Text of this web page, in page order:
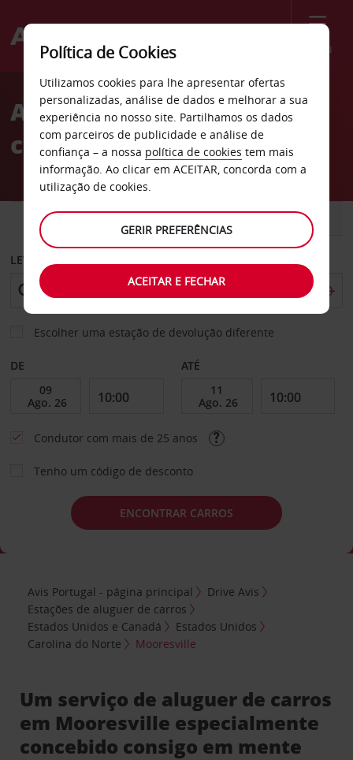
Menu
Welcome
AvisAluguer de
carros Mooresville
CARRO COMERCIAIS
LEVANTAR EM
Escolher uma estação de devolução diferente
DE ATÉ
Condutor com mais de 25 anos
Tenho um código de desconto
ENCONTRAR CARROS
Avis Portugal - página principal
Drive Avis
Estações de aluguer de carros
Estados Unidos e Canadá
Estados Unidos
Carolina do Norte
Mooresville
Um serviço de aluguer de carros
em Mooresville especialmente
concebido consigo em mente
Política de Cookies
Utilizamos cookies para lhe apresentar ofertas
personalizadas, análise de dados e melhorar a sua
experiência no nosso site. Partilhamos os dados
com parceiros de publicidade e análise de
confiança – a nossa política de cookies tem mais
informação. Ao clicar em ACEITAR, concorda com a
utilização de cookies.
GERIR PREFERÊNCIAS
ACEITAR E FECHAR